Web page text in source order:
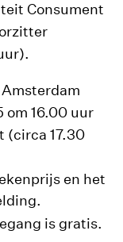
Consument
om 16.00 uur
(circa 17.30
en het
is gratis.